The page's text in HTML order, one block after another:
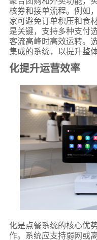
核券和接单流程。例如
家可避免订单积压和食
是关键，支持多种支付
客流高峰时高效运转。
集成的系统，以提升整
化提升运营效率
化是点餐系统的核心优
作。系统应支持弱网或